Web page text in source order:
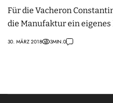
Für die Vacheron
die Manufaktur ein eigenes
30. MÄRZ 2018 3MIN.0